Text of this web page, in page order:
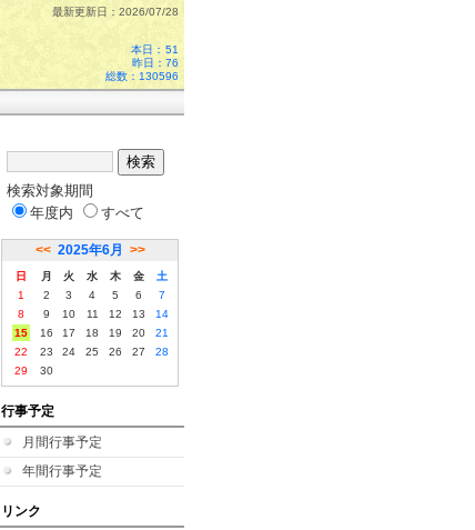
最新更新日：2026/07/28
本日： 51
昨日：76
総数：130596
検索対象期間
年度内
すべて
<< 2025年6月 >>
日 月 火 水 木 金
土
1
2 3 4 5 6
7
8
9 10 11 12 13
14
15
16 17 18 19 20
21
22
23 24 25 26 27
28
29
30
行事予定
月間行事予定
年間行事予定
リンク